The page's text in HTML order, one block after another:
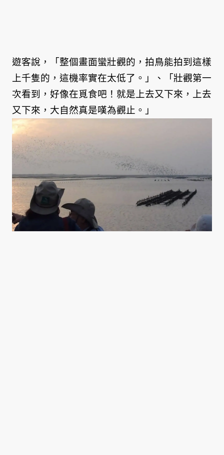
遊客說，「整個畫面蠻壯觀的，拍鳥能拍到這樣
上千隻的，這機率實在太低了。」、「壯觀第一
次看到，好像在覓食吧！就是上去又下來，上去
又下來，大自然真是嘆為觀止。」